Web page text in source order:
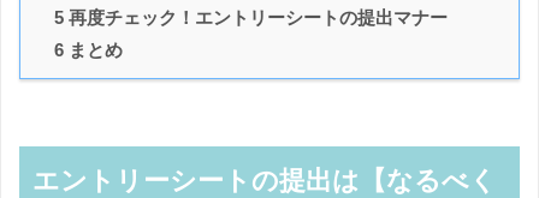
5 再度チェック！エントリーシートの提出マナー
6 まとめ
エントリーシートの提出は【なるべく